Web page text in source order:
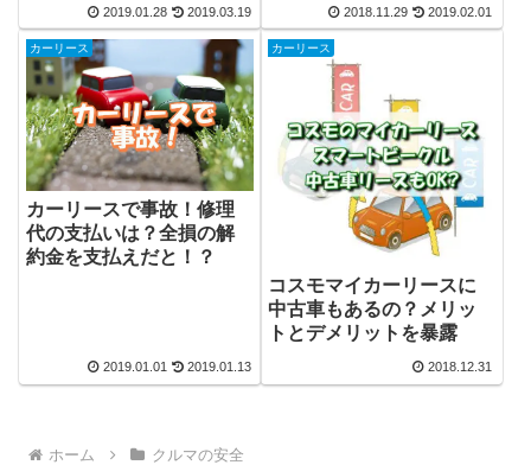
2019.01.28 2019.03.19 2018.11.29 2019.02.01
カーリース
カーリースで事故！修理
代の支払いは？全損の解
約金を支払えだと！？
2019.01.01 2019.01.13
カーリース
コスモマイカーリースに
中古車もあるの？メリッ
トとデメリットを暴露
2018.12.31
ホーム クルマの安全